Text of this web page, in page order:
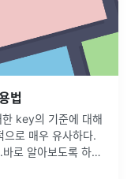
법
key의 기준에 대해
로 매우 유사하다.
로 알아보도록 하자.